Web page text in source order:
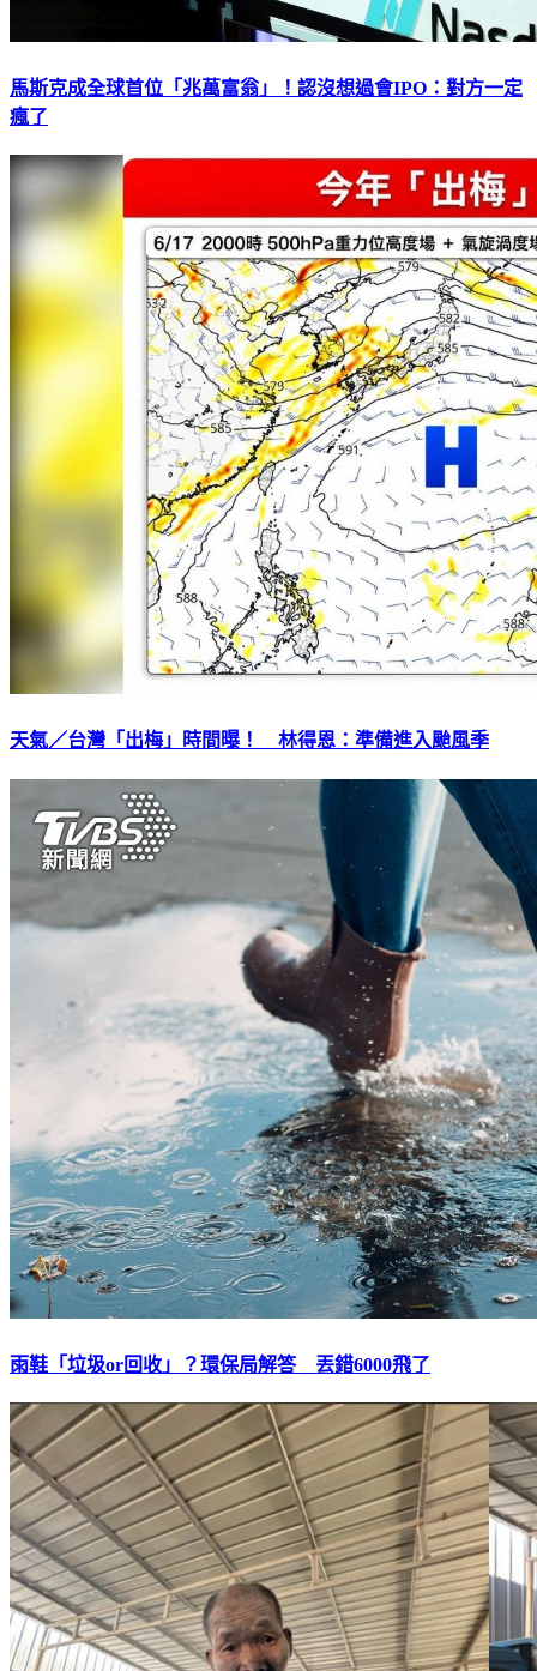
馬斯克成全球首位「兆萬富翁」！認沒想過會IPO：對方一定
瘋了
天氣／台灣「出梅」時間曝！ 林得恩：準備進入颱風季
雨鞋「垃圾or回收」？環保局解答 丟錯6000飛了